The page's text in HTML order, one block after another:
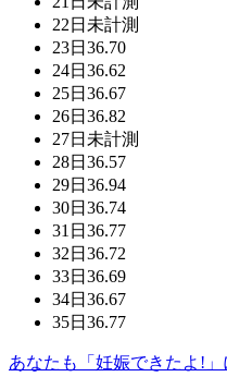
22日 未計測
23日 36.70
24日 36.62
25日 36.67
26日 36.82
27日 未計測
28日 36.57
29日 36.94
30日 36.74
31日 36.77
32日 36.72
33日 36.69
34日 36.67
35日 36.77
あなたも「妊娠できたよ!